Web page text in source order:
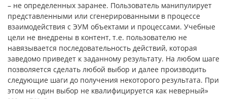
– не определенных заранее. Пользователь манипулирует
представленными или сгенерированными в процессе
взаимодействия с ЭУМ объектами и процессами. Учебные
цели не внедрены в контент, т.е. пользователю не
навязывается последовательность действий, которая
заведомо приведет к заданному результату. На любом шаге
позволяется сделать любой выбор и далее производить
следующие шаги до получения некоторого результата. При
этом ни один выбор не квалифицируется как неверный»